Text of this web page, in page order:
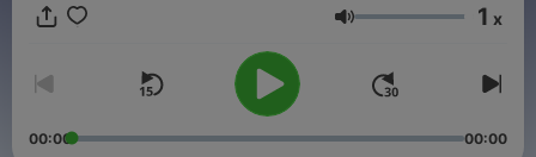
Ses 1 x
00:00 00:00